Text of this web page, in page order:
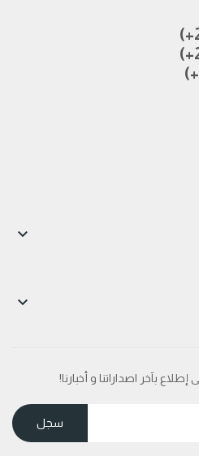


إطلاع بآخر اصداراتنا و أخبارنا!